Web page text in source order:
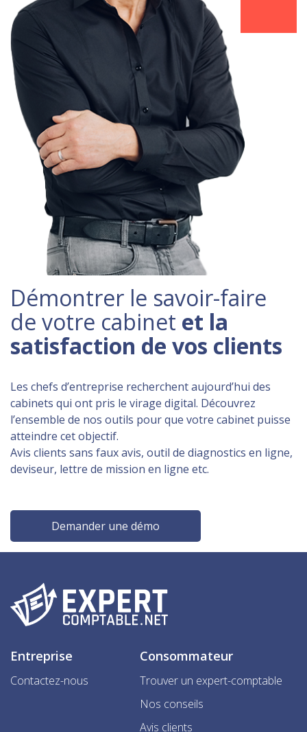
Démontrer le savoir-faire
de votre cabinet et la
satisfaction de vos clients
Les chefs d’entreprise recherchent aujourd’hui des
cabinets qui ont pris le virage digital. Découvrez
l’ensemble de nos outils pour que votre cabinet puisse
atteindre cet objectif.
Avis clients sans faux avis, outil de diagnostics en ligne,
deviseur, lettre de mission en ligne etc.
Demander une démo
Entreprise
Contactez-nous
Consommateur
Trouver un expert-comptable
Nos conseils
Avis clients